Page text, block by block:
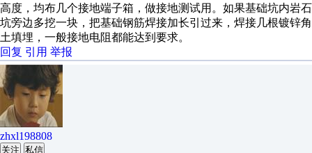
高度，均布几个接地端子箱，做接地测试用。如果基础坑内岩
坑旁边多挖一块，把基础钢筋焊接加长引过来，焊接几根镀锌
土填埋，一般接地电阻都能达到要求。
回复 引用 举报
zhxl198808
关注 私信